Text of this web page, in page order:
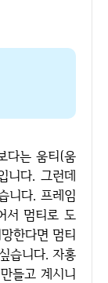
니다. 그런데
니다. 프레임
서 멈티로 도
한다면 멈티
습니다. 자홍
들고 계시니